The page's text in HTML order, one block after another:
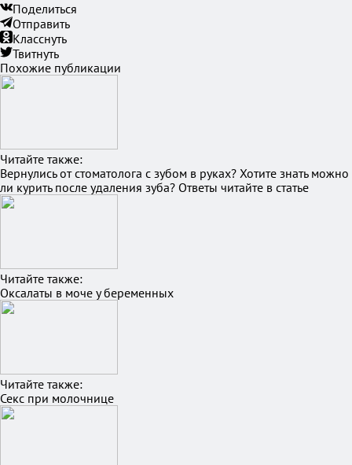
Поделиться
Отправить
Класснуть
Твитнуть
Похожие публикации
Читайте также:
Вернулись от стоматолога с зубом в руках? Хотите знать можно
ли курить после удаления зуба? Ответы читайте в статье
Читайте также:
Оксалаты в моче у беременных
Читайте также:
Секс при молочнице